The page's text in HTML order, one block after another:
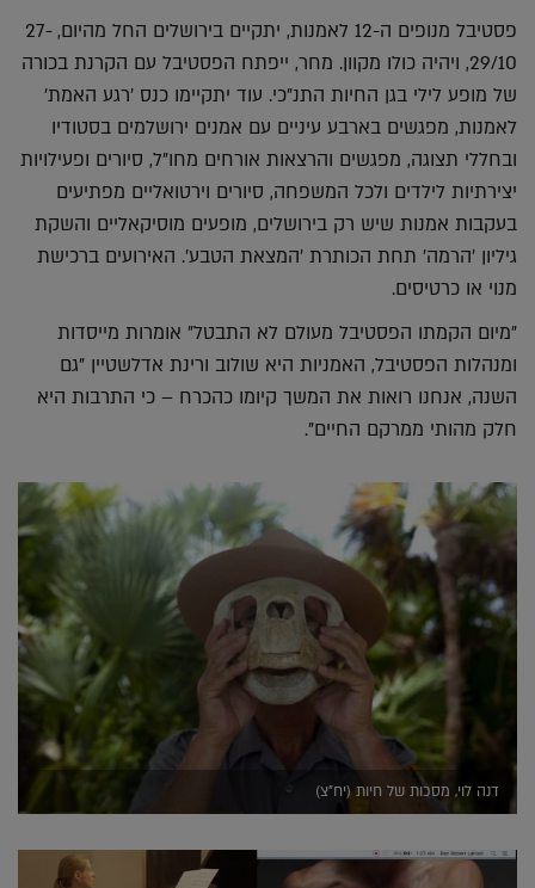
פסטיבל מנופים ה-12 לאמנות, יתקיים בירושלים החל מהיום, 27-
29/10, ויהיה כולו מקוון. מחר, ייפתח הפסטיבל עם הקרנת בכורה
של מופע לילי בגן החיות התנ"כי. עוד יתקיימו כנס 'רגע האמת'
לאמנות, מפגשים בארבע עיניים עם אמנים ירושלמים בסטודיו
ובחללי תצוגה, מפגשים והרצאות אורחים מחו"ל, סיורים ופעילויות
יצירתיות לילדים ולכל המשפחה, סיורים וירטואליים מפתיעים
בעקבות אמנות שיש רק בירושלים, מופעים מוסיקאליים והשקת
גיליון 'הרמה' תחת הכותרת 'המצאת הטבע'. האירועים ברכישת
מנוי או כרטיסים.
"מיום הקמתו הפסטיבל מעולם לא התבטל" אומרות מייסדות
ומנהלות הפסטיבל, האמניות היא שולוב ורינת אדלשטיין "גם
השנה, אנחנו רואות את המשך קיומו כהכרח – כי התרבות היא
חלק מהותי ממרקם החיים".
דנה לוי, מסכות של חיות (יח"צ)